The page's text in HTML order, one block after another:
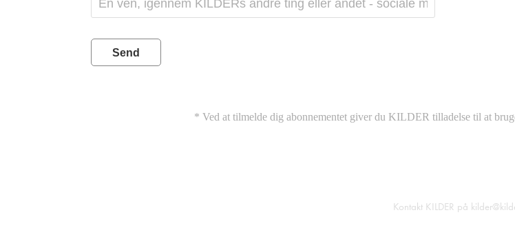
Send
* Ved at tilmelde dig abonnementet giver du KILDER tilladelse til at
Kontakt KILDER på